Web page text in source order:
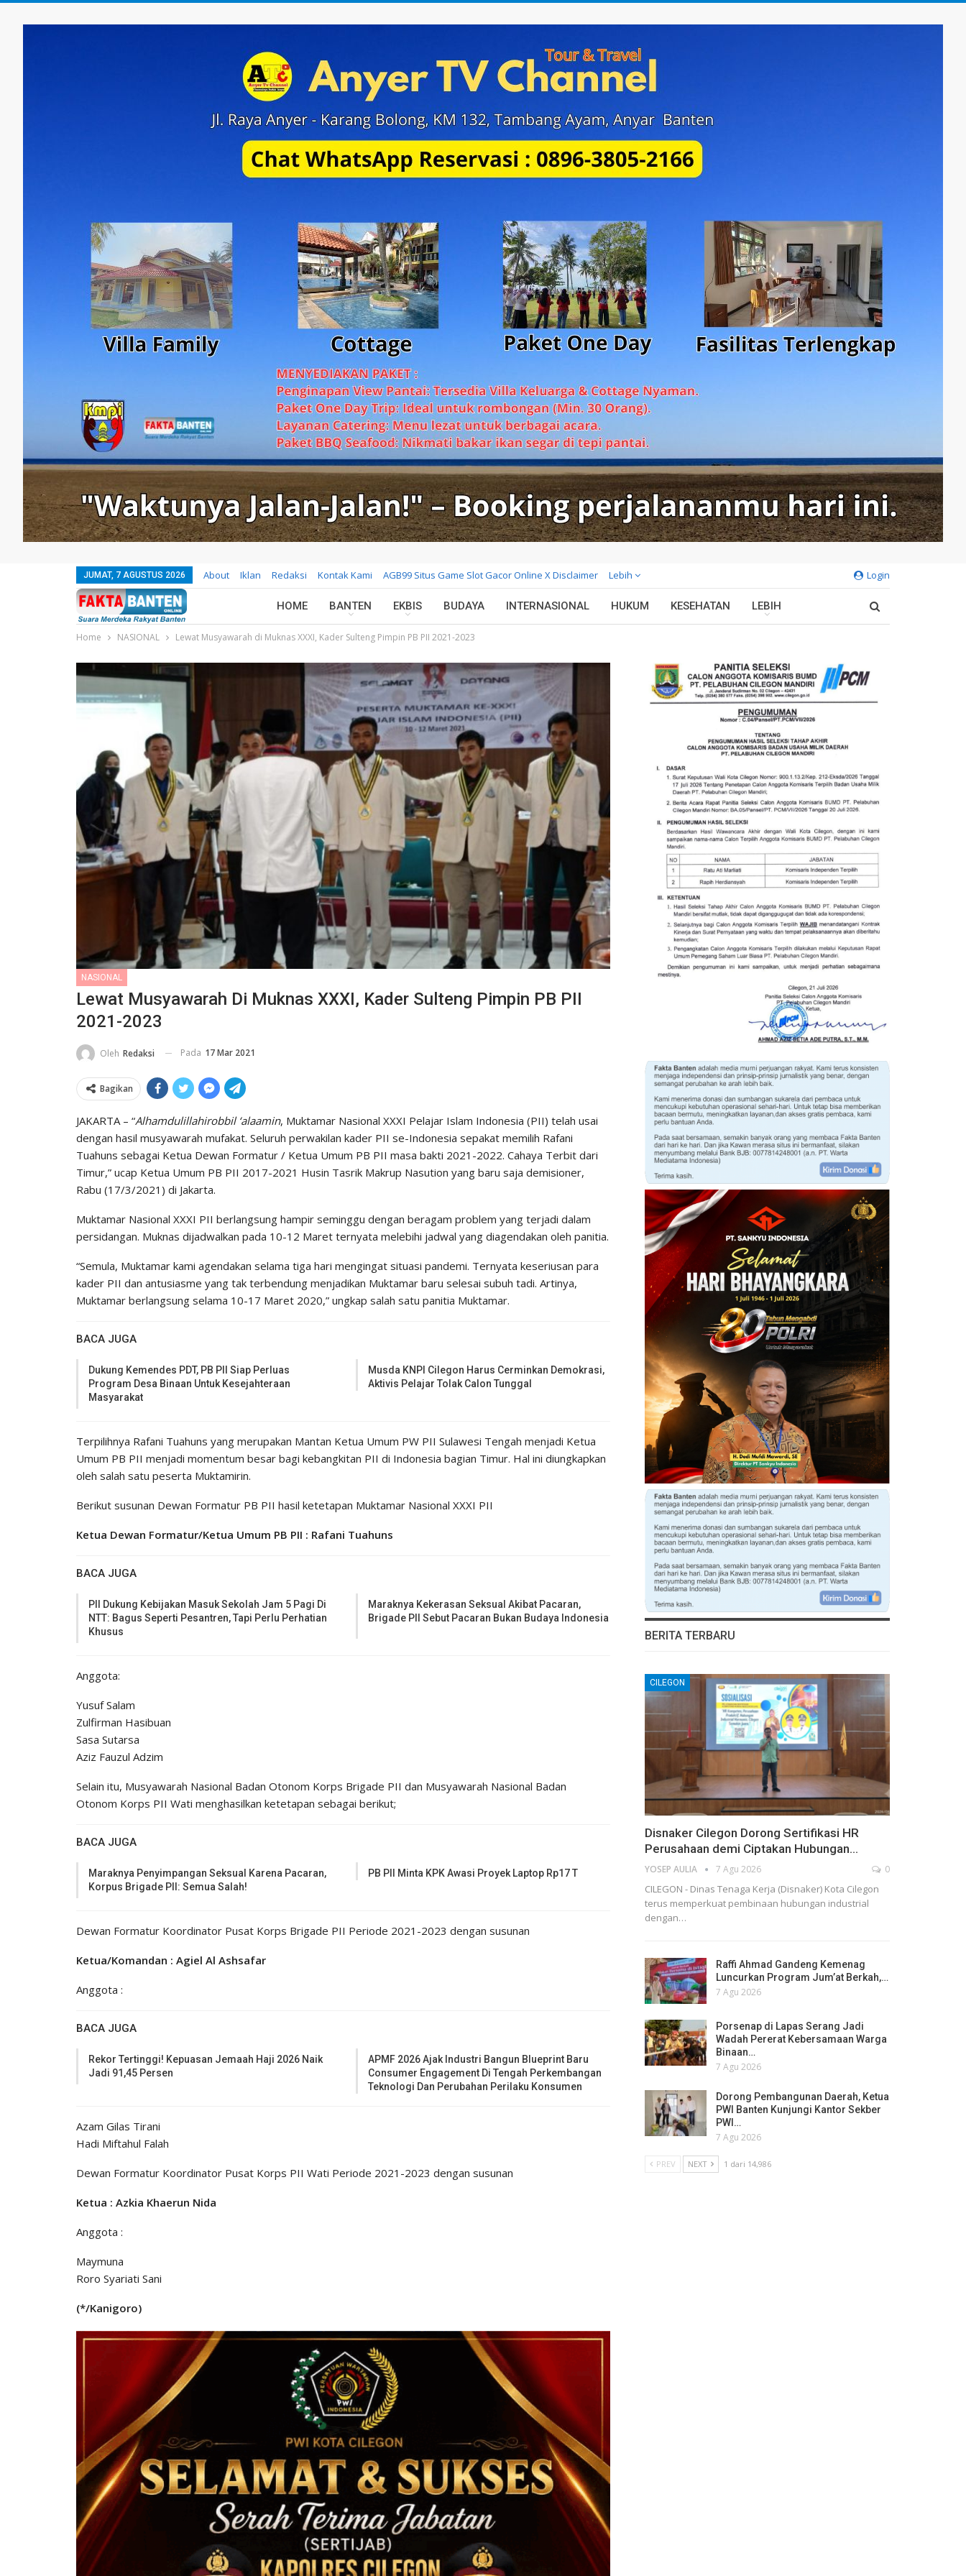
Login
JUMAT, 7 AGUSTUS 2026 About Iklan Redaksi Kontak Kami AGB99 Situs Game Slot Gacor Online X Disclaimer Lebih
HOME BANTEN EKBIS BUDAYA INTERNASIONAL HUKUM KESEHATAN LEBIH
Home NASIONAL Lewat Musyawarah di Muknas XXXI, Kader Sulteng Pimpin PB PII 2021-2023
NASIONAL
Lewat Musyawarah Di Muknas XXXI, Kader Sulteng Pimpin PB PII
2021-2023
Oleh Redaksi Pada 17 Mar 2021
Bagikan
JAKARTA – “Alhamdulillahirobbil ‘alaamin, Muktamar Nasional XXXI Pelajar Islam Indonesia (PII) telah usai
dengan hasil musyawarah mufakat. Seluruh perwakilan kader PII se-Indonesia sepakat memilih Rafani
Tuahuns sebagai Ketua Dewan Formatur / Ketua Umum PB PII masa bakti 2021-2022. Cahaya Terbit dari
Timur,” ucap Ketua Umum PB PII 2017-2021 Husin Tasrik Makrup Nasution yang baru saja demisioner,
Rabu (17/3/2021) di Jakarta.
Muktamar Nasional XXXI PII berlangsung hampir seminggu dengan beragam problem yang terjadi dalam
persidangan. Muknas dijadwalkan pada 10-12 Maret ternyata melebihi jadwal yang diagendakan oleh panitia.
“Semula, Muktamar kami agendakan selama tiga hari mengingat situasi pandemi. Ternyata keseriusan para
kader PII dan antusiasme yang tak terbendung menjadikan Muktamar baru selesai subuh tadi. Artinya,
Muktamar berlangsung selama 10-17 Maret 2020,” ungkap salah satu panitia Muktamar.
BACA JUGA
Dukung Kemendes PDT, PB PII Siap Perluas
Program Desa Binaan Untuk Kesejahteraan
Masyarakat
Musda KNPI Cilegon Harus Cerminkan Demokrasi,
Aktivis Pelajar Tolak Calon Tunggal
Terpilihnya Rafani Tuahuns yang merupakan Mantan Ketua Umum PW PII Sulawesi Tengah menjadi Ketua
Umum PB PII menjadi momentum besar bagi kebangkitan PII di Indonesia bagian Timur. Hal ini diungkapkan
oleh salah satu peserta Muktamirin.
Berikut susunan Dewan Formatur PB PII hasil ketetapan Muktamar Nasional XXXI PII
Ketua Dewan Formatur/Ketua Umum PB PII : Rafani Tuahuns
BACA JUGA
PII Dukung Kebijakan Masuk Sekolah Jam 5 Pagi Di
NTT: Bagus Seperti Pesantren, Tapi Perlu Perhatian
Khusus
Maraknya Kekerasan Seksual Akibat Pacaran,
Brigade PII Sebut Pacaran Bukan Budaya Indonesia
Anggota:
Yusuf Salam
Zulfirman Hasibuan
Sasa Sutarsa
Aziz Fauzul Adzim
Selain itu, Musyawarah Nasional Badan Otonom Korps Brigade PII dan Musyawarah Nasional Badan
Otonom Korps PII Wati menghasilkan ketetapan sebagai berikut;
BACA JUGA
Maraknya Penyimpangan Seksual Karena Pacaran,
Korpus Brigade PII: Semua Salah!
PB PII Minta KPK Awasi Proyek Laptop Rp17 T
Dewan Formatur Koordinator Pusat Korps Brigade PII Periode 2021-2023 dengan susunan
Ketua/Komandan : Agiel Al Ashsafar
Anggota :
BACA JUGA
Rekor Tertinggi! Kepuasan Jemaah Haji 2026 Naik
Jadi 91,45 Persen
APMF 2026 Ajak Industri Bangun Blueprint Baru
Consumer Engagement Di Tengah Perkembangan
Teknologi Dan Perubahan Perilaku Konsumen
Azam Gilas Tirani
Hadi Miftahul Falah
Dewan Formatur Koordinator Pusat Korps PII Wati Periode 2021-2023 dengan susunan
Ketua : Azkia Khaerun Nida
Anggota :
Maymuna
Roro Syariati Sani
(*/Kanigoro)
BERITA TERBARU
CILEGON
Disnaker Cilegon Dorong Sertifikasi HR
Perusahaan demi Ciptakan Hubungan…
YOSEP AULIA 7 Agu 2026 0
CILEGON - Dinas Tenaga Kerja (Disnaker) Kota Cilegon
terus memperkuat pembinaan hubungan industrial
dengan…
Raffi Ahmad Gandeng Kemenag
Luncurkan Program Jum’at Berkah,…
7 Agu 2026
Porsenap di Lapas Serang Jadi
Wadah Pererat Kebersamaan Warga
Binaan…
7 Agu 2026
Dorong Pembangunan Daerah, Ketua
PWI Banten Kunjungi Kantor Sekber
PWI…
7 Agu 2026
PREV NEXT 1 dari 14,986